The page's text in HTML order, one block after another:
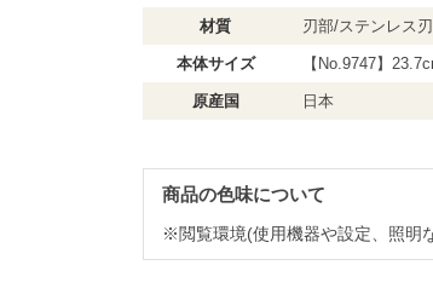
材質 刃部/ステンレス
本体サイズ 【No.9747】
原産国 日本
商品の色味について
※閲覧環境(使用機器や設定、照明